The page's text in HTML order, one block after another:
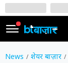
SIGN
IN
News शेयर बाज़ार